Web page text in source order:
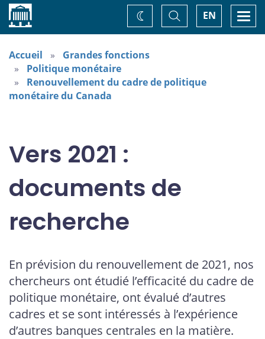
Accueil EN
Basculer
la
recherche
Changez
de
Accueil
Grandes fonctions
Politique monétaire
Renouvellement du cadre de politique
monétaire du Canada
Vers 2021 :
documents de
recherche
En prévision du renouvellement de 2021, nos
chercheurs ont étudié l’efficacité du cadre de
politique monétaire, ont évalué d’autres
cadres et se sont intéressés à l’expérience
d’autres banques centrales en la matière.